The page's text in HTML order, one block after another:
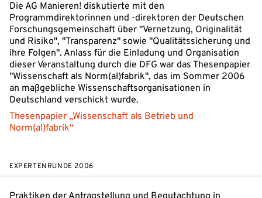
Die AG Manieren! diskutierte mit den
Programmdirektorinnen und -direktoren der Deutschen
Forschungsgemeinschaft über "Vernetzung, Originalität
und Risiko", "Transparenz" sowie "Qualitätssicherung und
ihre Folgen". Anlass für die Einladung und Organisation
dieser Veranstaltung durch die DFG war das Thesenpapier
"Wissenschaft als Norm(al)fabrik", das im Sommer 2006
an maßgebliche Wissenschaftsorganisationen in
Deutschland verschickt wurde.
Thesenpapier „Wissenschaft als Betrieb und
Norm(al)fabrik“
EXPERTENRUNDE 2006